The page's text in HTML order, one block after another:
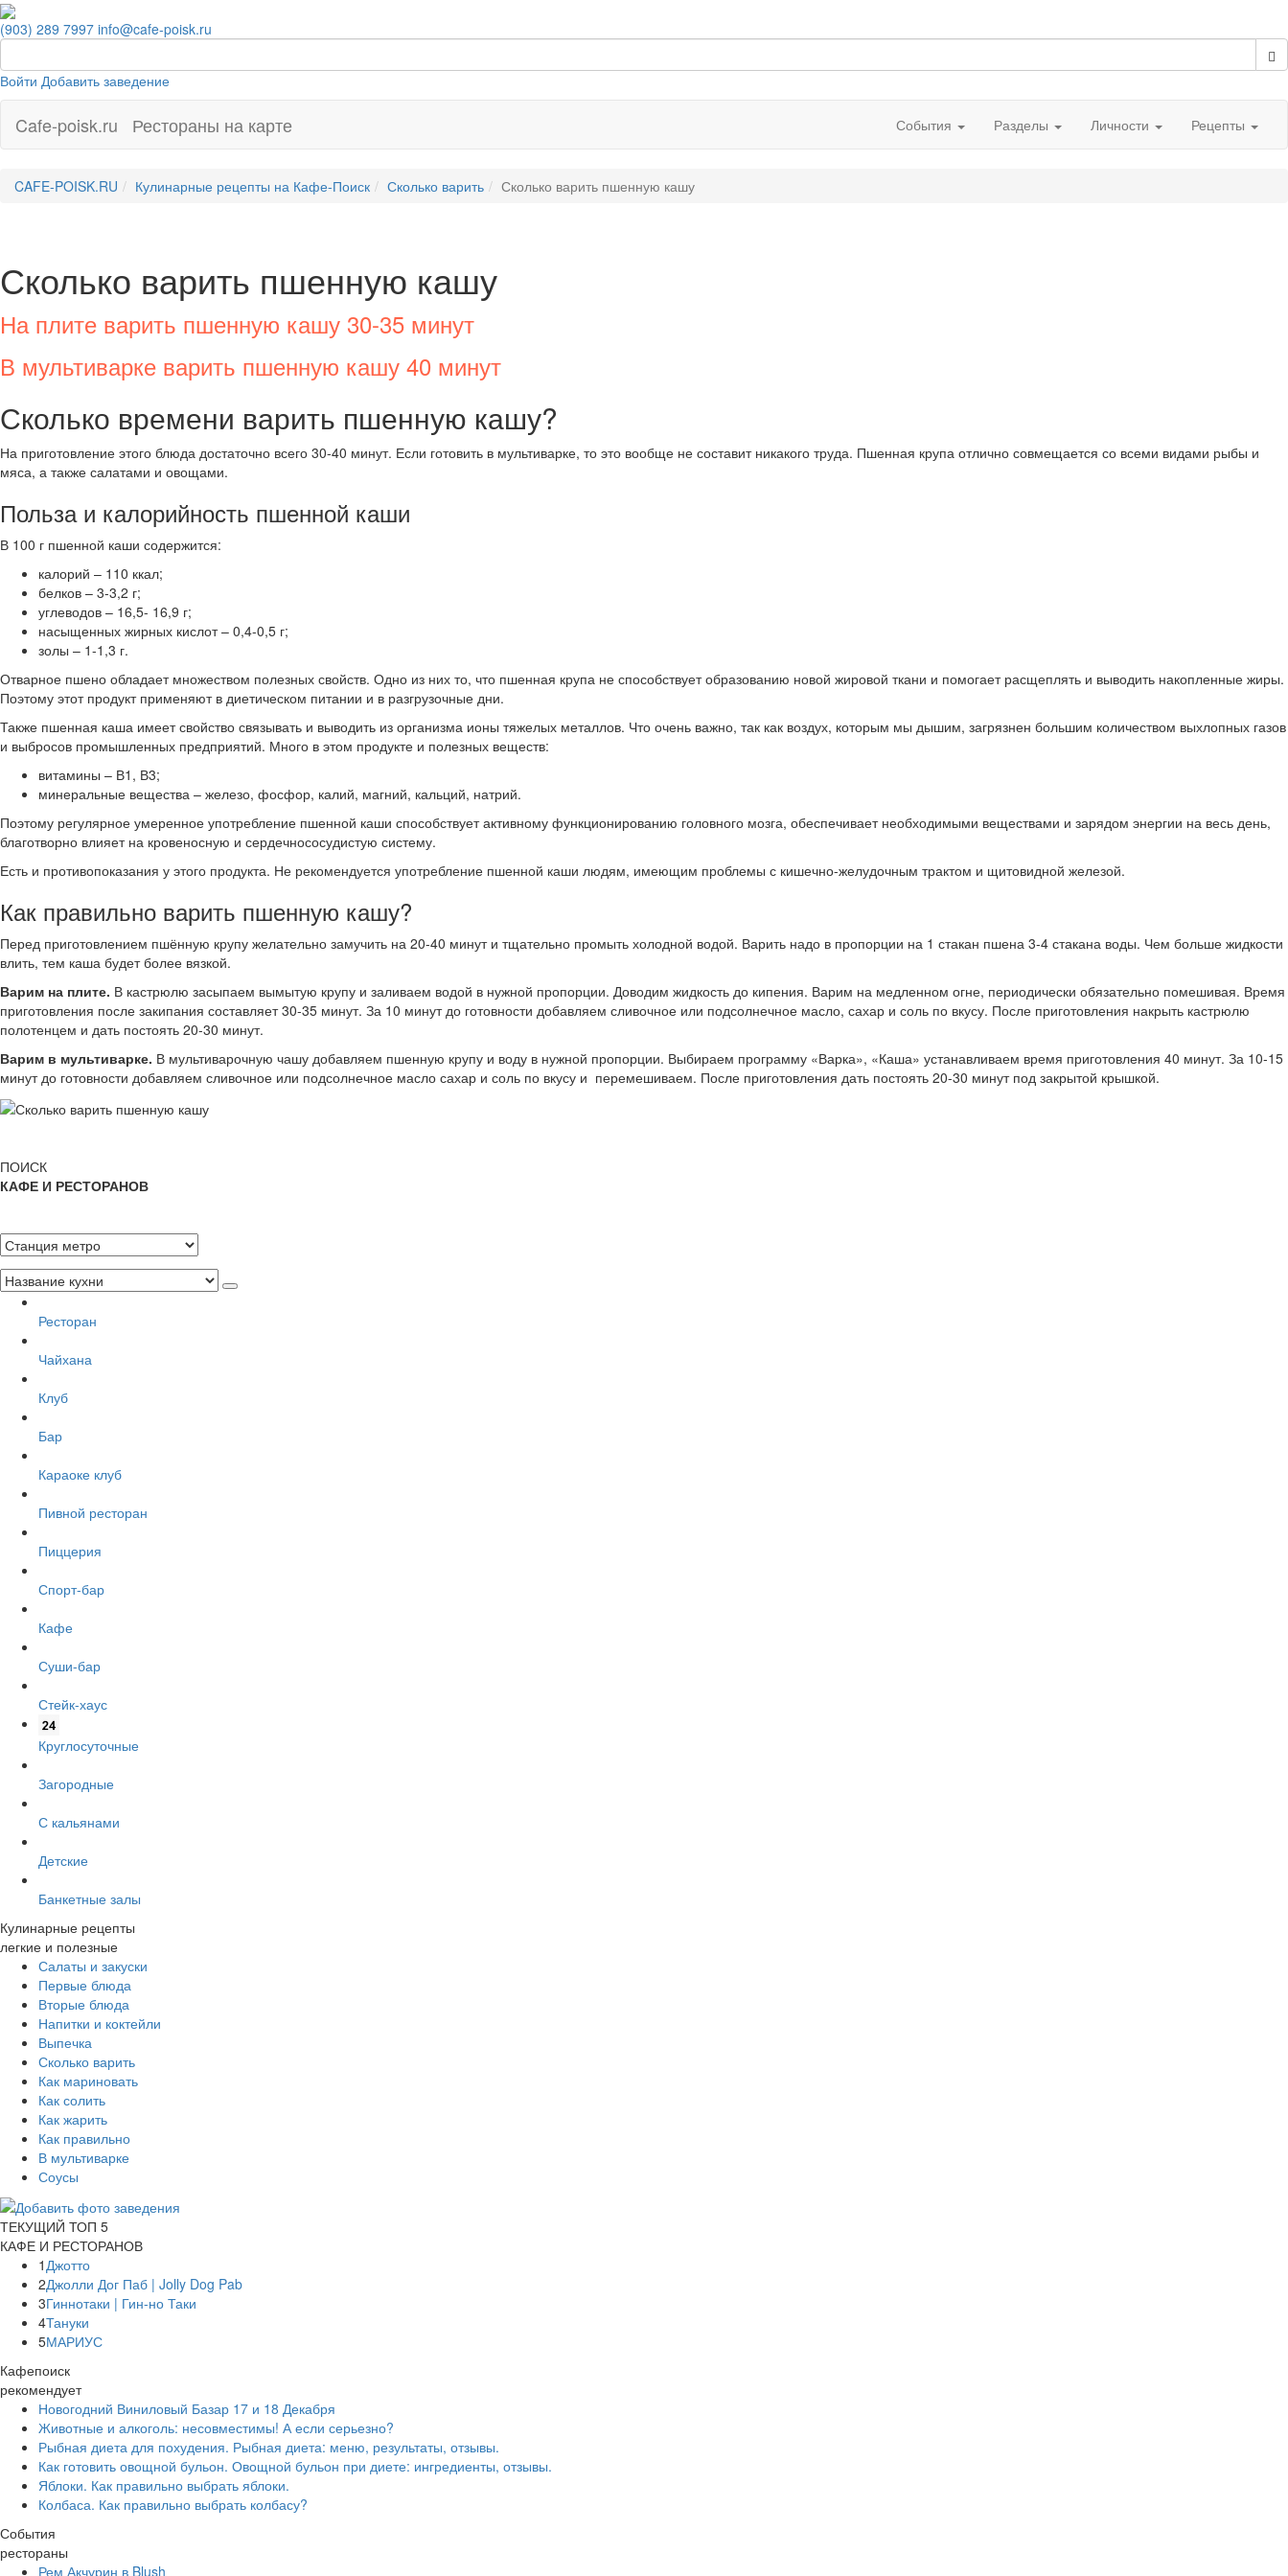
(903) 289 7997 info@cafe-poisk.ru
Войти Добавить заведение
Cafe-poisk.ru Рестораны на карте События Разделы Личности Рецепты
CAFE-POISK.RU Кулинарные рецепты на Кафе-Поиск Сколько варить Сколько варить пшенную кашу
Сколько варить пшенную кашу
На плите варить пшенную кашу 30-35 минут
В мультиварке варить пшенную кашу 40 минут
Сколько времени варить пшенную кашу?
На приготовление этого блюда достаточно всего 30-40 минут. Если готовить в мультиварке, то это вообще не составит никакого труда. Пшенная крупа отлично совмещается со всеми видами рыбы и
мяса, а также салатами и овощами.
Польза и калорийность пшенной каши
В 100 г пшенной каши содержится:
калорий – 110 ккал;
белков – 3-3,2 г;
углеводов – 16,5- 16,9 г;
насыщенных жирных кислот – 0,4-0,5 г;
золы – 1-1,3 г.
Отварное пшено обладает множеством полезных свойств. Одно из них то, что пшенная крупа не способствует образованию новой жировой ткани и помогает расщеплять и выводить накопленные жиры.
Поэтому этот продукт применяют в диетическом питании и в разгрузочные дни.
Также пшенная каша имеет свойство связывать и выводить из организма ионы тяжелых металлов. Что очень важно, так как воздух, которым мы дышим, загрязнен большим количеством выхлопных газов
и выбросов промышленных предприятий. Много в этом продукте и полезных веществ:
витамины – В1, В3;
минеральные вещества – железо, фосфор, калий, магний, кальций, натрий.
Поэтому регулярное умеренное употребление пшенной каши способствует активному функционированию головного мозга, обеспечивает необходимыми веществами и зарядом энергии на весь день,
благотворно влияет на кровеносную и сердечнососудистую систему.
Есть и противопоказания у этого продукта. Не рекомендуется употребление пшенной каши людям, имеющим проблемы с кишечно-желудочным трактом и щитовидной железой.
Как правильно варить пшенную кашу?
Перед приготовлением пшённую крупу желательно замучить на 20-40 минут и тщательно промыть холодной водой. Варить надо в пропорции на 1 стакан пшена 3-4 стакана воды. Чем больше жидкости
влить, тем каша будет более вязкой.
Варим на плите. В кастрюлю засыпаем вымытую крупу и заливаем водой в нужной пропорции. Доводим жидкость до кипения. Варим на медленном огне, периодически обязательно помешивая. Время
приготовления после закипания составляет 30-35 минут. За 10 минут до готовности добавляем сливочное или подсолнечное масло, сахар и соль по вкусу. После приготовления накрыть кастрюлю
полотенцем и дать постоять 20-30 минут.
Варим в мультиварке. В мультиварочную чашу добавляем пшенную крупу и воду в нужной пропорции. Выбираем программу «Варка», «Каша» устанавливаем время приготовления 40 минут. За 10-15
минут до готовности добавляем сливочное или подсолнечное масло сахар и соль по вкусу и перемешиваем. После приготовления дать постоять 20-30 минут под закрытой крышкой.
ПОИСК
КАФЕ И РЕСТОРАНОВ
Ресторан
Чайхана
Клуб
Бар
Караоке клуб
Пивной ресторан
Пиццерия
Спорт-бар
Кафе
Суши-бар
Стейк-хаус
Круглосуточные
Загородные
С кальянами
Детские
Банкетные залы
Кулинарные рецепты
легкие и полезные
Салаты и закуски
Первые блюда
Вторые блюда
Напитки и коктейли
Выпечка
Сколько варить
Как мариновать
Как солить
Как жарить
Как правильно
В мультиварке
Соусы
ТЕКУЩИЙ ТОП 5
КАФЕ И РЕСТОРАНОВ
1Джотто
2Джолли Дог Паб | Jolly Dog Pab
3Гиннотаки | Гин-но Таки
4Тануки
5МАРИУС
Кафепоиск
рекомендует
Новогодний Виниловый Базар 17 и 18 Декабря
Животные и алкоголь: несовместимы! А если серьезно?
Рыбная диета для похудения. Рыбная диета: меню, результаты, отзывы.
Как готовить овощной бульон. Овощной бульон при диете: ингредиенты, отзывы.
Яблоки. Как правильно выбрать яблоки.
Колбаса. Как правильно выбрать колбасу?
События
рестораны
Рем Акчурин в Blush